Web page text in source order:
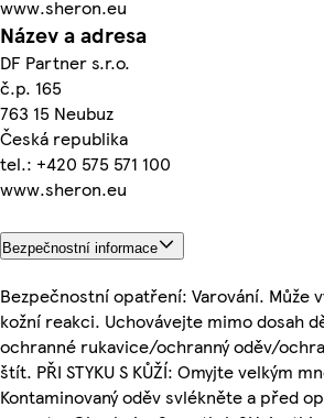
www.sheron.eu
Název a adresa
DF Partner s.r.o.
č.p. 165
763 15 Neubuz
Česká republika
tel.: +420 575 571 100
www.sheron.eu
Bezpečnostní informace
Bezpečnostní opatření: Varování. Může
kožní reakci. Uchovávejte mimo dosah
ochranné rukavice/ochranný oděv/
štít. PŘI STYKU S KŮŽÍ: Omyjte velkým
Kontaminovaný oděv svlékněte a před